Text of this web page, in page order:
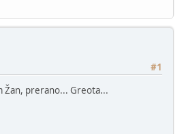
#1
Žan, prerano... Greota...